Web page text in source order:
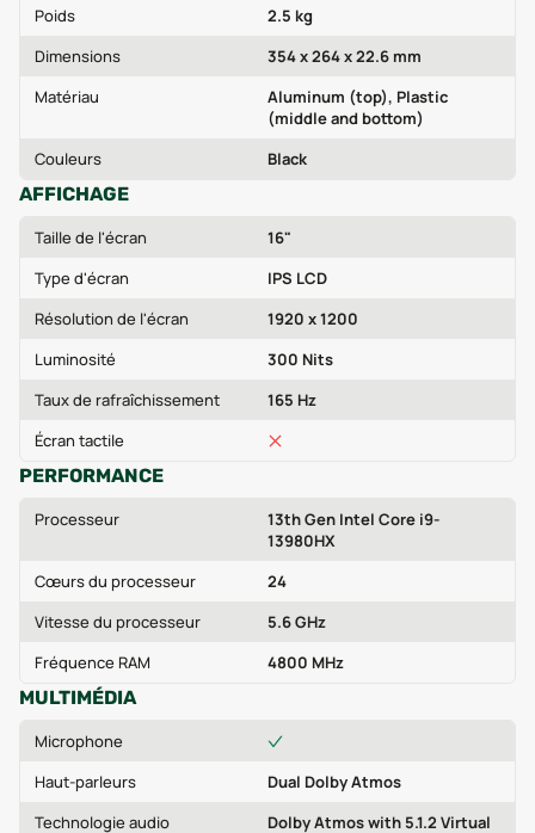
Poids
2.5 kg
Dimensions
354 x 264 x 22.6 mm
Matériau
Aluminum (top), Plastic
(middle and bottom)
Couleurs
Black
AFFICHAGE
Taille de l'écran
16"
Type d'écran
IPS LCD
Résolution de l'écran
1920 x 1200
Luminosité
300 Nits
Taux de rafraîchissement
165 Hz
Écran tactile
PERFORMANCE
Processeur
13th Gen Intel Core i9-
13980HX
Cœurs du processeur
24
Vitesse du processeur
5.6 GHz
Fréquence RAM
4800 MHz
MULTIMÉDIA
Microphone
Haut-parleurs
Dual Dolby Atmos
Technologie audio
Dolby Atmos with 5.1.2 Virtual